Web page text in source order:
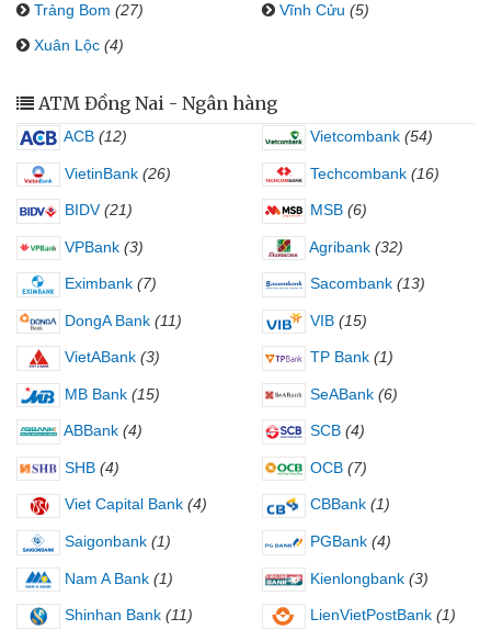
Trảng Bom (27) Vĩnh Cửu (5)
Xuân Lộc (4)
ATM Đồng Nai - Ngân hàng
ACB (12) Vietcombank (54)
VietinBank (26) Techcombank (16)
BIDV (21) MSB (6)
VPBank (3) Agribank (32)
Eximbank (7) Sacombank (13)
DongA Bank (11) VIB (15)
VietABank (3) TP Bank (1)
MB Bank (15) SeABank (6)
ABBank (4) SCB (4)
SHB (4) OCB (7)
Viet Capital Bank (4) CBBank (1)
Saigonbank (1) PGBank (4)
Nam A Bank (1) Kienlongbank (3)
Shinhan Bank (11) LienVietPostBank (1)